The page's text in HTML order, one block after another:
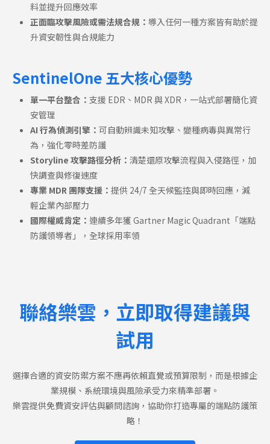
料並提升回應效率
正面臨攻擊風險或需法規合規： 導入任何一種方案皆有助於提
升資安韌性與合規能力
SentinelOne 五大核心優勢
單一平台整合： 支援 EDR、MDR 與 XDR，一站式部署簡化資
安管理
AI 行為偵測引擎： 可自動辨識未知攻擊、變種病毒與異常行
為，強化零時差防護
Storyline 攻擊路徑分析： 清楚還原攻擊流程與入侵路徑，加
快調查與修復速度
專業 MDR 團隊支援： 提供 24/7 全天候監控與即時回應，減
輕企業內部壓力
國際權威肯定： 連續多年獲 Gartner Magic Quadrant「端點
防護領導者」，全球採用率領
聯絡樂雲，立即取得建議與
試用
選擇合適的資安防禦方案不應再依賴直覺或預算限制，而是根據企
業規模、系統環境與風險承受力來精準部署。
樂雲提供免費資安評估與顧問諮詢，協助你打造專屬的端點防護策
略！